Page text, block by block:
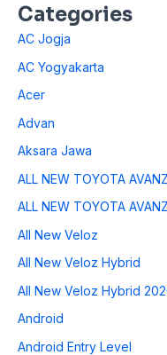
Categories
AC Jogja
AC Yogyakarta
Acer
Advan
Aksara Jawa
ALL NEW TOYOTA
ALL NEW TOYOTA
All New Veloz
All New Veloz Hybrid
All New Veloz Hybrid
Android
Android Entry Level